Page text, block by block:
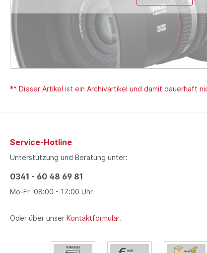
** Dieser Artikel ist ein Archivartikel und damit dauerhaft
Service-Hotline
Unterstützung und Beratung unter:
0341 - 60 48 69 81
Mo-Fr 08:00 - 17:00 Uhr
Oder über unser Kontaktformular.